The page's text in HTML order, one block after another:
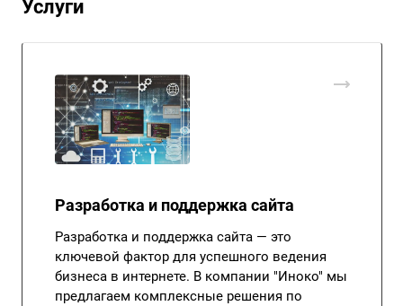
Услуги
Разработка и поддержка сайта
Разработка и поддержка сайта — это
ключевой фактор для успешного ведения
бизнеса в интернете. В компании "Иноко" мы
предлагаем комплексные решения по